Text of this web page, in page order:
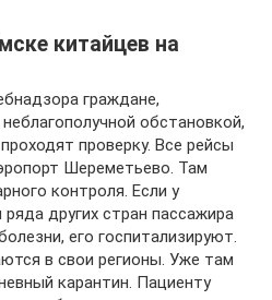
китайцев на
граждане,
обстановкой,
проверку. Все рейсы
Шереметьево. Там
контроля. Если у
других стран пассажира
его госпитализируют.
в свои регионы. Уже там
карантин. Пациенту